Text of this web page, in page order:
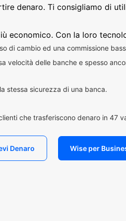
denaro. Ti consigliamo di
economico. Con la loro
di cambio ed una commissione
velocità delle banche e spesso
stessa sicurezza di una banca.
che trasferiscono denaro in 47
Denaro Wise per